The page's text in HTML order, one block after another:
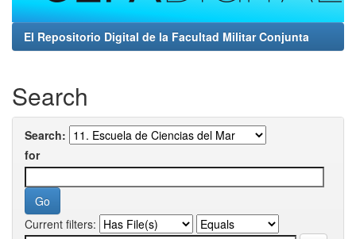
El Repositorio Digital de la Facultad Militar Conjunta
Search
Search:
for
Current filters: